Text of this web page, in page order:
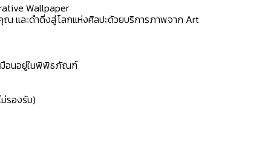
Wallpaper
ณ และดำดิ่งสู่โลกแห่งศิลปะด้วยบริการภาพจาก Art
มือนอยู่ในพิพิธภัณฑ์
รองรับ)